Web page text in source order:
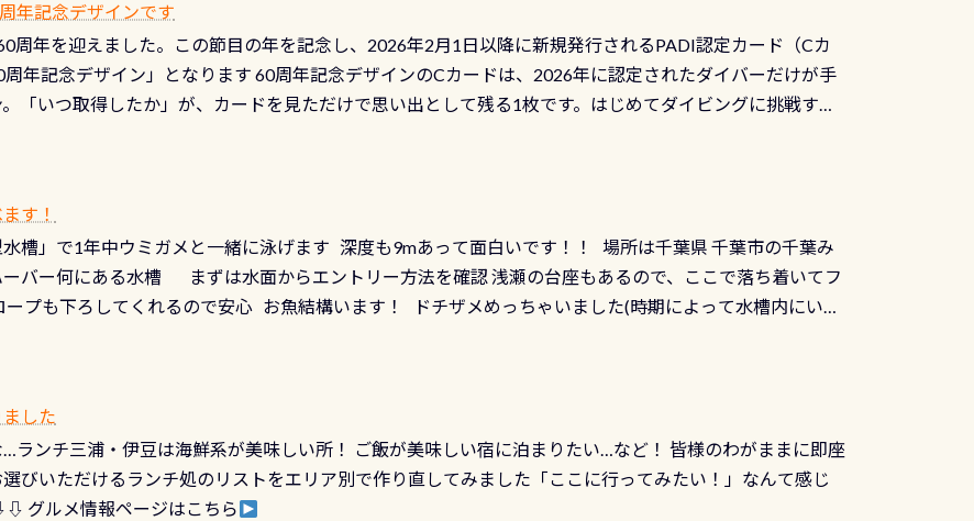
「水漏れ検査代」が5,500円掛かります そこで下記のキャンペーンを利用してみてはどうでしょうか？
スーツの点検・オーバーホールを出して頂いた方は、上記の水検査料5,500円がなんと無料になります！
ングだけでも出そうと思ってる方は、セットでこの水検査も出しましょう！そし続きを読む
開催しております 長良川ってどんな川？ 長良川は日本三大清流(四万十川、柿田川)の１つに数えられ
い、または無い川のこと）で岐阜県の郡上市に始まり、美濃を経て伊勢湾に流れます1985年には環境省
2001年には「日本の水浴場88選」に全国で唯一河川で選ばれた清流です川にしては珍しく、水深が深い
十分ダイビングを楽しむことが出来ます 川原からのエントリーエキジットは正に大自然の中でのダイビ
ている箇所などもあり、なかなか海では見られない光景です 透明度の良い川を数百メートルドリフトす
す！ 特別天然記念物「オオサンショウウオ」が見れる 長良川ダイビング最大の見どころがこの特別天然
ウウオ」です 大きなものでは体長1mを超える世界最大の両生類です個体数が少なくかなり貴重な生物で
なりの確立で見ることが出来ます特別天然記念物と言えば他には「 続きを読む
年記念デザインです
周年を迎えました。この節目の年を記念し、2026年2月1日以降に新規発行されるPADI認定カード（Cカ
年記念デザイン」となります 60周年記念デザインのCカードは、2026年に認定されたダイバーだけが手
「いつ取得したか」が、カードを見ただけで思い出として残る1枚です。はじめてダイビングに挑戦する
注意事項】※ PADI Freediver、Mermaid、EFR、TECなど特別プログラムの専用カードが発行されるもの
のディスティンクティブ・スペシャルティ、AWAREデザインカードを申し込みの方は対象外となりま
定でも、2027年1月以降に発行されるカードは通常デザインとなります ダイビングは、始めた「年」も
グを始めるきっかけは人それぞれ。でも、「いつ始めたか」は、あとから振り返ると大切な思い出になり
年限定企画です。コースを修了されたら、ぜひ参加してみてくださいね 毎月60名様、年間720名様に
ャンス 受講したPADIダイブセンター／リゾートが用意したオリジナル景品が当たることも！ PADIデジタ
す！
槽」で1年中ウミガメと一緒に泳げます 深度も9mあって面白いです！！ 場所は千葉県 千葉市の千葉み
バー何にある水槽 まずは水面からエントリー方法を確認 浅瀬の台座もあるので、ここで落ち着いてフ
ープも下ろしてくれるので安心 お魚結構います！ ドチザメめっちゃいました(時期によって水槽内にいる
の窓からも見ることが出来るので、付き添いの方とも記念撮影も出来ますよ スキンダイビングでも参加
めます是非ご参加ください！ 写真撮影の練習や、4時間たっぷり利用出来るので、普通に中性浮力の練習
、詳しくは 詳細はこちら
した
ランチ三浦・伊豆は海鮮系が美味しい所！ ご飯が美味しい宿に泊まりたい…など！ 皆様のわがままに即座
びいただけるランチ処のリストをエリア別で作り直してみました「ここに行ってみたい！」なんて感じ
グルメ情報ページはこちら